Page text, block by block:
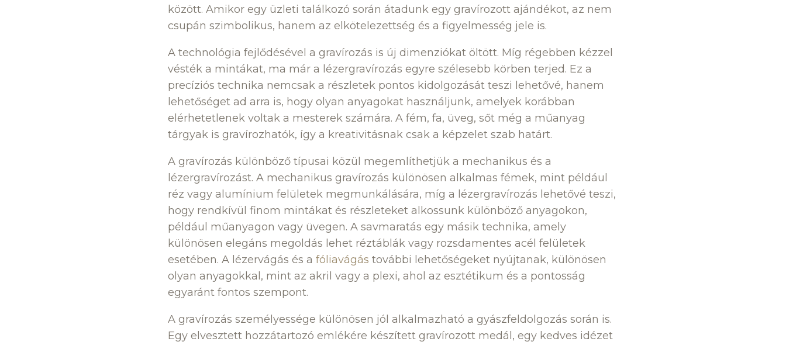
között. Amikor egy üzleti találkozó során átadunk egy gravírozott ajándékot, az nem
csupán szimbolikus, hanem az elkötelezettség és a figyelmesség jele is.
A technológia fejlődésével a gravírozás is új dimenziókat öltött. Míg régebben kézzel
vésték a mintákat, ma már a lézergravírozás egyre szélesebb körben terjed. Ez a
precíziós technika nemcsak a részletek pontos kidolgozását teszi lehetővé, hanem
lehetőséget ad arra is, hogy olyan anyagokat használjunk, amelyek korábban
elérhetetlenek voltak a mesterek számára. A fém, fa, üveg, sőt még a műanyag
tárgyak is gravírozhatók, így a kreativitásnak csak a képzelet szab határt.
A gravírozás különböző típusai közül megemlíthetjük a mechanikus és a
lézergravírozást. A mechanikus gravírozás különösen alkalmas fémek, mint például
réz vagy alumínium felületek megmunkálására, míg a lézergravírozás lehetővé teszi,
hogy rendkívül finom mintákat és részleteket alkossunk különböző anyagokon,
például műanyagon vagy üvegen. A savmaratás egy másik technika, amely
különösen elegáns megoldás lehet réztáblák vagy rozsdamentes acél felületek
esetében. A lézervágás és a fóliavágás további lehetőségeket nyújtanak, különösen
olyan anyagokkal, mint az akril vagy a plexi, ahol az esztétikum és a pontosság
egyaránt fontos szempont.
A gravírozás személyessége különösen jól alkalmazható a gyászfeldolgozás során is.
Egy elvesztett hozzátartozó emlékére készített gravírozott medál, egy kedves idézet